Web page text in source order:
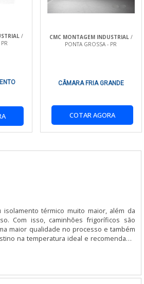
o poliuretano oferece durabilidade e
motoristas que desejam melhorar o
qualidade, assegurando a satisfação do
em contato com a Refrigeração Real para
/
CMC MONTAGEM INDUSTRIAL/
PONTA GROSSA - PR
CÂMARA FRIA GRANDE
COTAR AGORA
térmico muito maior, além da
Com isso, caminhões frigoríficos são
maior qualidade no processo e também
na temperatura ideal e recomendada.
baú isotérmico devido a ...